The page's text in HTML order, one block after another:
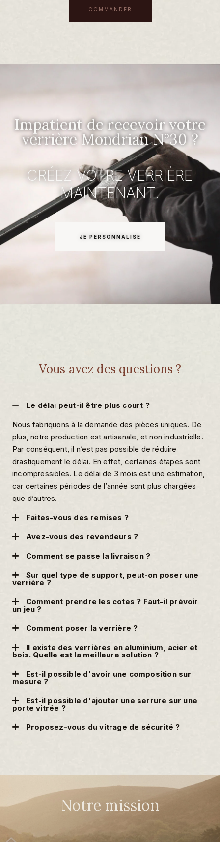
COMMANDER
Impatient de recevoir votre
verrière Mondrian N°30 ?
CRÉEZ VOTRE VERRIÈRE
MAINTENANT.
JE PERSONNALISE
Vous avez des questions ?
Le délai peut-il être plus court ?
Nous fabriquons à la demande des pièces uniques. De
plus, notre production est artisanale, et non industrielle.
Par conséquent, il n’est pas possible de réduire
drastiquement le délai. En effet, certaines étapes sont
incompressibles. Le délai de 3 mois est une estimation,
car certaines périodes de l’année sont plus chargées
que d’autres.
Faites-vous des remises ?
Avez-vous des revendeurs ?
Comment se passe la livraison ?
Sur quel type de support, peut-on poser une
verrière ?
Comment prendre les cotes ? Faut-il prévoir
un jeu ?
Comment poser la verrière ?
Il existe des verrières en aluminium, acier et
bois. Quelle est la meilleure solution ?
Est-il possible d'avoir une composition sur
mesure ?
Est-il possible d'ajouter une serrure sur une
porte vitrée ?
Proposez-vous du vitrage de sécurité ?
Notre mission